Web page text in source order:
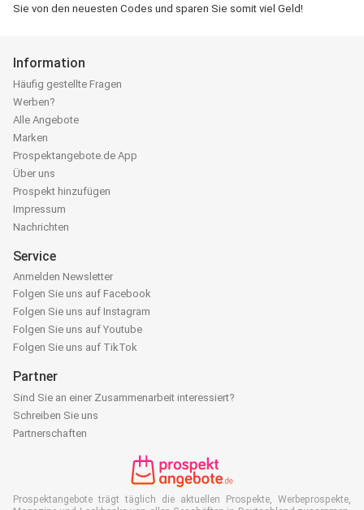
Sie von den neuesten Codes und sparen Sie somit viel Geld!
Information
Häufig gestellte Fragen
Werben?
Alle Angebote
Marken
Prospektangebote.de App
Über uns
Prospekt hinzufügen
Impressum
Nachrichten
Service
Anmelden Newsletter
Folgen Sie uns auf Facebook
Folgen Sie uns auf Instagram
Folgen Sie uns auf Youtube
Folgen Sie uns auf TikTok
Partner
Sind Sie an einer Zusammenarbeit interessiert?
Schreiben Sie uns
Partnerschaften
Prospektangebote trägt täglich die aktuellen Prospekte, Werbeprospekte,